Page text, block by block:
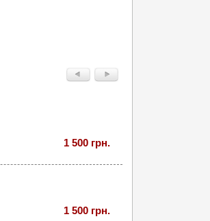
1 500 грн.
1 500 грн.